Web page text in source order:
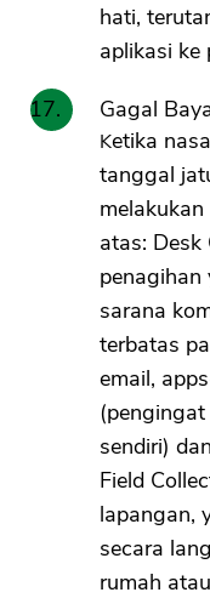
hati,
aplikasi ke
Gagal
Ketika nasabah telat membayar melewati
tanggal
atas:
sarana
terbatas
email,
sendiri)
Field
lapangan,
secara
rumah